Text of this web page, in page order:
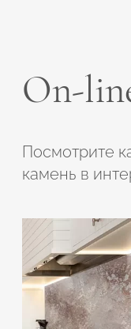
On-
Посмотрите
камень в